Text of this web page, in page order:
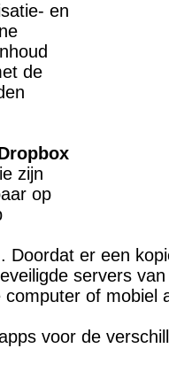
en
de
zijn
op
Doordat er een
servers
of mobiel
voor de